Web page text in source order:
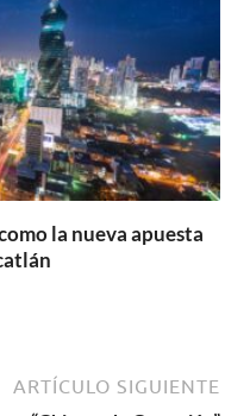
la nueva apuesta
ARTÍCULO SIGUIENTE